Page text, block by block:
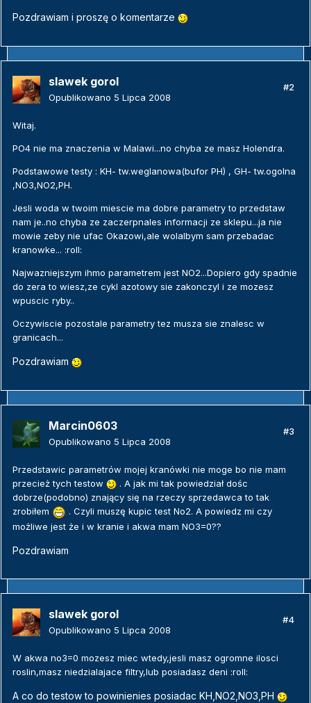
Pozdrawiam i proszę o komentarze
slawek gorol
Opublikowano 5 Lipca 2008
#2
Witaj.
PO4 nie ma znaczenia w Malawi...no chyba ze masz Holendra.
Podstawowe testy : KH- tw.weglanowa(bufor PH) , GH- tw.ogolna
,NO3,NO2,PH.
Jesli woda w twoim miescie ma dobre parametry to przedstaw
nam je..no chyba ze zaczerpnales informacji ze sklepu...ja nie
mowie zeby nie ufac Okazowi,ale wolalbym sam przebadac
kranowke... :roll:
Najwazniejszym ihmo parametrem jest NO2...Dopiero gdy spadnie
do zera to wiesz,ze cykl azotowy sie zakonczyl i ze mozesz
wpuscic ryby..
Oczywiscie pozostale parametry tez musza sie znalesc w
granicach...
Pozdrawiam
Marcin0603
Opublikowano 5 Lipca 2008
#3
Przedstawic parametrów mojej kranówki nie moge bo nie mam
przecież tych testow
. A jak mi tak powiedział dośc
dobrze(podobno) znający się na rzeczy sprzedawca to tak
zrobiłem
. Czyli muszę kupic test No2. A powiedz mi czy
możliwe jest że i w kranie i akwa mam NO3=0??
Pozdrawiam
slawek gorol
Opublikowano 5 Lipca 2008
#4
W akwa no3=0 mozesz miec wtedy,jesli masz ogromne ilosci
roslin,masz niedzialajace filtry,lub posiadasz deni :roll:
A co do testow to powinienies posiadac KH,NO2,NO3,PH